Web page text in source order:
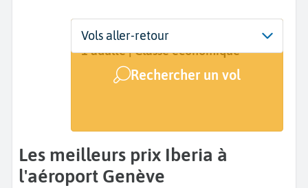
Départ
Genève (GVA)
Dates
Dates de votre voyage
Voyageurs | Classe
1 adulte | Classe économique
Rechercher un vol
Vols aller-retour
Les meilleurs prix Iberia à
l'aéroport Genève